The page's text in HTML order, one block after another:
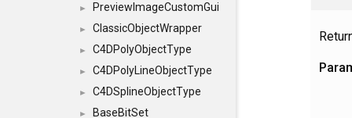
► PreviewImageCustomGui
► ClassicObjectWrapper
► C4DPolyObjectType
► C4DPolyLineObjectType
► C4DSplineObjectType
► BaseBitSet